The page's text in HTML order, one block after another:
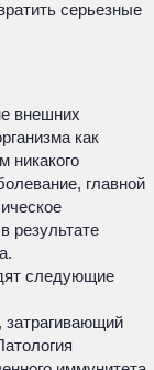
серьезные
внешних
как
никакого
главной
результате
следующие